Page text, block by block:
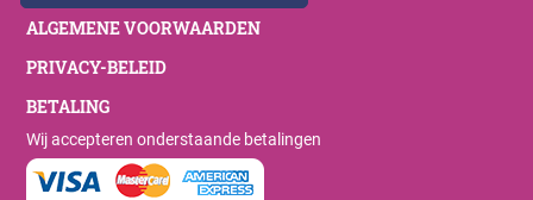
ALGEMENE VOORWAARDEN
PRIVACY-BELEID
BETALING
Wij accepteren onderstaande betalingen